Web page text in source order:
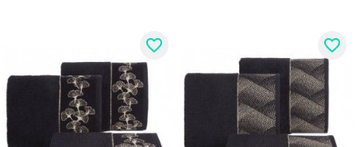
favorite_border favorite_border